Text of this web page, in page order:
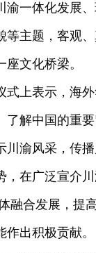
渝一体化发展
主题，客观
文化桥梁。
式上表示，海
了解中国的重
渝风采，传
，在广泛宣介
融合发展，提
出积极贡献。